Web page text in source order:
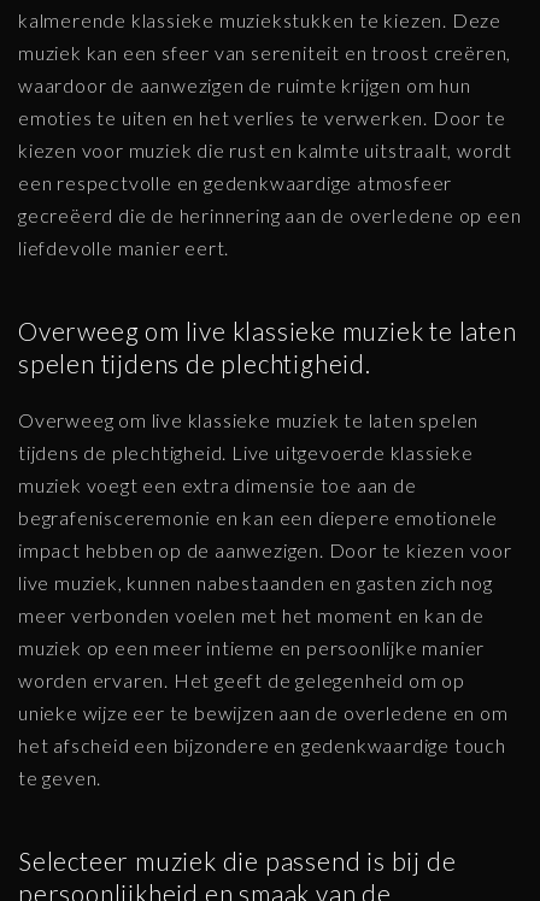
kalmerende klassieke muziekstukken te kiezen. Deze
muziek kan een sfeer van sereniteit en troost creëren,
waardoor de aanwezigen de ruimte krijgen om hun
emoties te uiten en het verlies te verwerken. Door te
kiezen voor muziek die rust en kalmte uitstraalt, wordt
een respectvolle en gedenkwaardige atmosfeer
gecreëerd die de herinnering aan de overledene op een
liefdevolle manier eert.
Overweeg om live klassieke muziek te laten
spelen tijdens de plechtigheid.
Overweeg om live klassieke muziek te laten spelen
tijdens de plechtigheid. Live uitgevoerde klassieke
muziek voegt een extra dimensie toe aan de
begrafenisceremonie en kan een diepere emotionele
impact hebben op de aanwezigen. Door te kiezen voor
live muziek, kunnen nabestaanden en gasten zich nog
meer verbonden voelen met het moment en kan de
muziek op een meer intieme en persoonlijke manier
worden ervaren. Het geeft de gelegenheid om op
unieke wijze eer te bewijzen aan de overledene en om
het afscheid een bijzondere en gedenkwaardige touch
te geven.
Selecteer muziek die passend is bij de
persoonlijkheid en smaak van de